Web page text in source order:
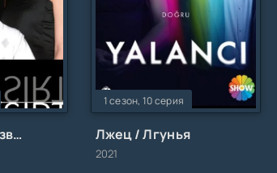
Бегущий по лезвию бритвы
1 сезон, 10 серия
Лжец / Лгунья
2021